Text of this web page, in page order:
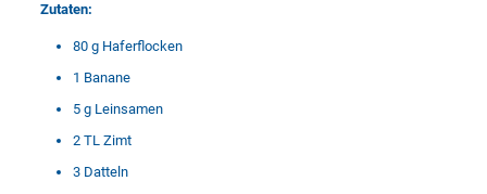
Zutaten:
80 g Haferflocken
1 Banane
5 g Leinsamen
2 TL Zimt
3 Datteln